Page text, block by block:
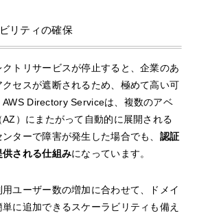
リティの確保
トリサービスが停止すると、企業のあ
セスが遮断されるため、極めて高い可
AWS Directory Serviceは、複数のアベ
）にまたがって自動的に展開される
ターで障害が発生した場合でも、 認証
される仕組みになっています。
ユーザー数の増加に合わせて、ドメイ
に追加できるスケーラビリティも備え